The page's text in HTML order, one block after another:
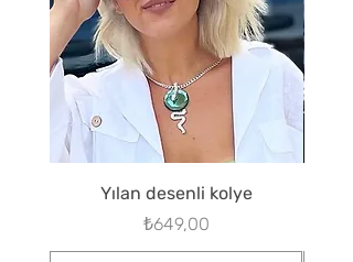
Yılan desenli kolye
Fiyat
₺649,00